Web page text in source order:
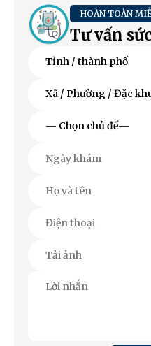
HOÀN TOÀN
Tư vấn